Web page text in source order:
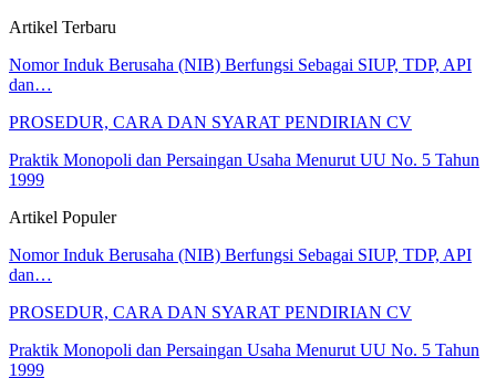
Artikel Terbaru
Nomor Induk Berusaha (NIB) Berfungsi Sebagai SIUP, TDP, API
dan…
PROSEDUR, CARA DAN SYARAT PENDIRIAN CV
Praktik Monopoli dan Persaingan Usaha Menurut UU No. 5 Tahun
1999
Artikel Populer
Nomor Induk Berusaha (NIB) Berfungsi Sebagai SIUP, TDP, API
dan…
PROSEDUR, CARA DAN SYARAT PENDIRIAN CV
Praktik Monopoli dan Persaingan Usaha Menurut UU No. 5 Tahun
1999